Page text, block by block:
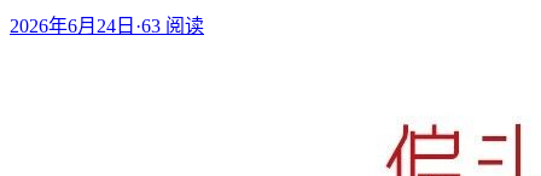
2026年6月24日 ·63 阅读